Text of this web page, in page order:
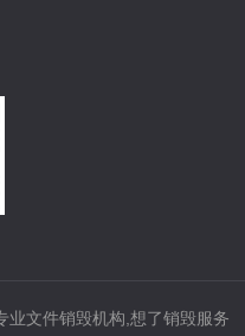
文件销毁机构,想了销毁服务